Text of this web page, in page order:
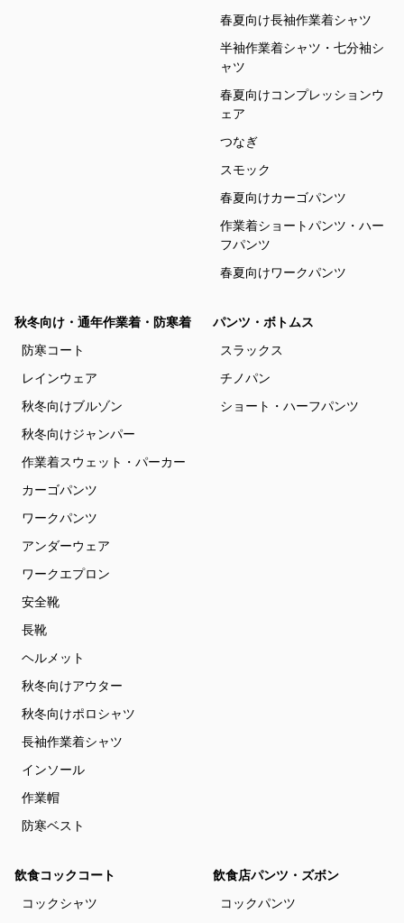
春夏向け長袖作業着シャツ
半袖作業着シャツ・七分袖シ
ャツ
春夏向けコンプレッションウ
ェア
つなぎ
スモック
春夏向けカーゴパンツ
作業着ショートパンツ・ハー
フパンツ
春夏向けワークパンツ
秋冬向け・通年作業着・防寒着
防寒コート
レインウェア
秋冬向けブルゾン
秋冬向けジャンパー
作業着スウェット・パーカー
カーゴパンツ
ワークパンツ
アンダーウェア
ワークエプロン
安全靴
長靴
ヘルメット
秋冬向けアウター
秋冬向けポロシャツ
長袖作業着シャツ
インソール
作業帽
防寒ベスト
パンツ・ボトムス
スラックス
チノパン
ショート・ハーフパンツ
飲食コックコート
コックシャツ
飲食店パンツ・ズボン
コックパンツ